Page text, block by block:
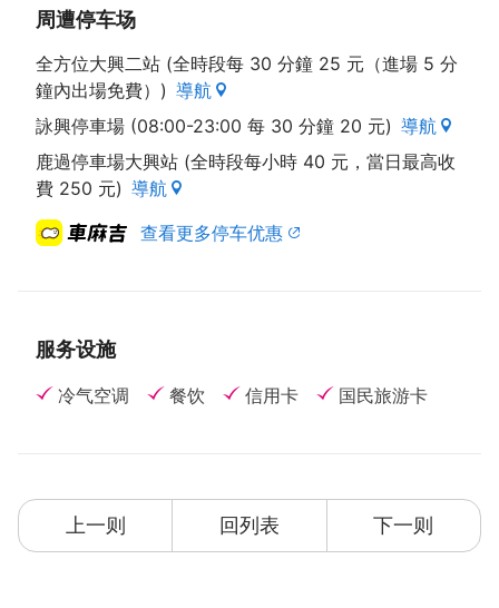
周遭停车场
全方位大興二站 (全時段每 30 分鐘 25 元（進場 5 分
鐘內出場免費）) 導航
詠興停車場 (08:00-23:00 每 30 分鐘 20 元) 導航
鹿過停車場大興站 (全時段每小時 40 元，當日最高收
費 250 元) 導航
查看更多停车优惠
服务设施
冷气空调 餐饮 信用卡 国民旅游卡
上一则 回列表 下一则